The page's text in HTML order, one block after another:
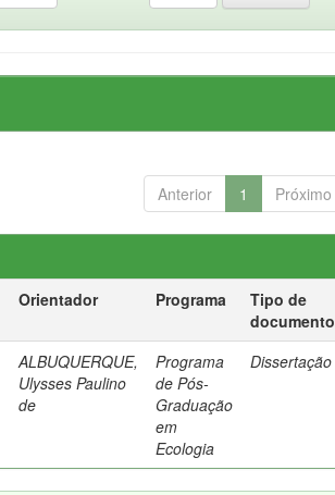
Anterior 1 Próximo
Orientador Programa
Tipo de
documento
ALBUQUERQUE,
Ulysses Paulino
de
Programa
de Pós-
Graduação
em
Ecologia
Dissertação